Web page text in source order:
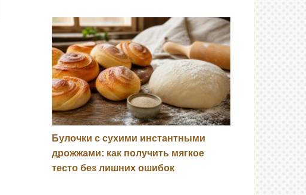
Булочки с сухими инстантными
дрожжами: как получить мягкое
тесто без лишних ошибок